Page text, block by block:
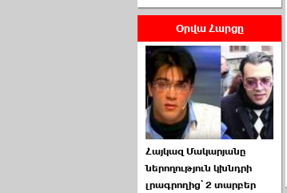
Ամենաշատը էսօրվանից
էի վախենում.Նիկոլայ
Եղիազարյան ›››
2026-07-05 23:19:00
Օրվա Հարցը
Հայկազ Մակարյանը
ներողություն կխնդրի
լրագրողից՝ 2 տարբեր